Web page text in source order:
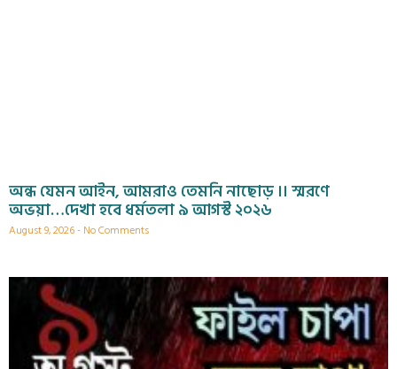
অন্ধ যেমন আইন, আমরাও তেমনি নাছোড় ।। স্মরণে
অভয়া…দেখা হবে ধর্মতলা ৯ আগস্ট ২০২৬
August 9, 2026 No Comments